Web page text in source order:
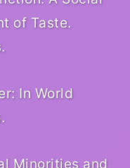
of Taste.
In World
Minorities and